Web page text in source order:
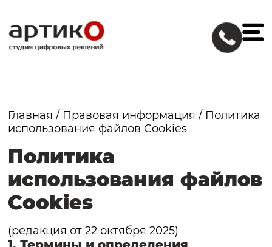
Главная / Правовая информация / Политика
использования файлов Cookies
Политика
использования файлов
Cookies
(редакция от 22 октября 2025)